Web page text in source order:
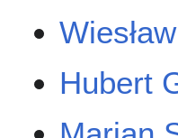
Hubert